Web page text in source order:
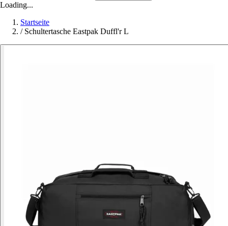
Loading...
Startseite
/ Schultertasche Eastpak Duffl'r L